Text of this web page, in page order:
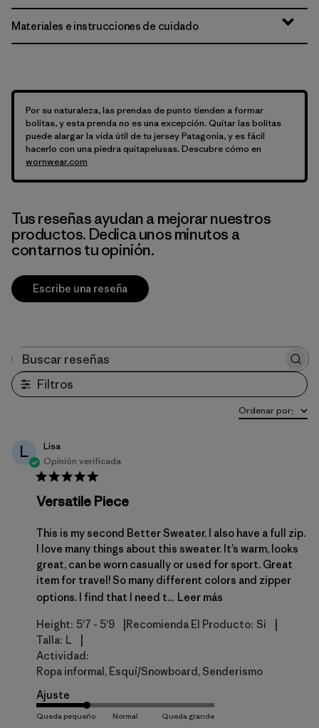
Materiales e instrucciones de cuidado
Por su naturaleza, las prendas de punto tienden a formar
bolitas, y esta prenda no es una excepción. Quitar las bolitas
puede alargar la vida útil de tu jersey Patagonia, y es fácil
hacerlo con una piedra quitapelusas. Descubre cómo en
wornwear.com
Tus reseñas ayudan a mejorar nuestros
productos. Dedica unos minutos a
contarnos tu opinión.
Escribe una reseña
Filtros
Ordenar por:
L
Lisa
Opinión verificada
Versatile Piece
This is my second Better Sweater, I also have a full zip.
I love many things about this sweater. It’s warm, looks
great, can be worn casually or used for sport. Great
item for travel! So many different colors and zipper
options. I find that I need t... Leer más
Height: 5'7 - 5'9 Recomienda El Producto: Si
Talla: L
Actividad:
Ropa informal, Esquí/Snowboard, Senderismo
Ajuste